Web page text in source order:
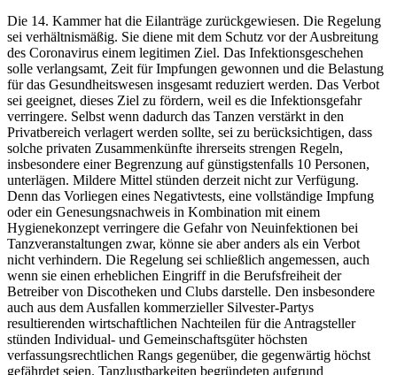
Die 14. Kammer hat die Eilanträge zurückgewiesen. Die Regelung
sei verhältnismäßig. Sie diene mit dem Schutz vor der Ausbreitung
des Coronavirus einem legitimen Ziel. Das Infektionsgeschehen
solle verlangsamt, Zeit für Impfungen gewonnen und die Belastung
für das Gesundheitswesen insgesamt reduziert werden. Das Verbot
sei geeignet, dieses Ziel zu fördern, weil es die Infektionsgefahr
verringere. Selbst wenn dadurch das Tanzen verstärkt in den
Privatbereich verlagert werden sollte, sei zu berücksichtigen, dass
solche privaten Zusammenkünfte ihrerseits strengen Regeln,
insbesondere einer Begrenzung auf günstigstenfalls 10 Personen,
unterlägen. Mildere Mittel stünden derzeit nicht zur Verfügung.
Denn das Vorliegen eines Negativtests, eine vollständige Impfung
oder ein Genesungsnachweis in Kombination mit einem
Hygienekonzept verringere die Gefahr von Neuinfektionen bei
Tanzveranstaltungen zwar, könne sie aber anders als ein Verbot
nicht verhindern. Die Regelung sei schließlich angemessen, auch
wenn sie einen erheblichen Eingriff in die Berufsfreiheit der
Betreiber von Discotheken und Clubs darstelle. Den insbesondere
auch aus dem Ausfallen kommerzieller Silvester-Partys
resultierenden wirtschaftlichen Nachteilen für die Antragsteller
stünden Individual- und Gemeinschaftsgüter höchsten
verfassungsrechtlichen Rangs gegenüber, die gegenwärtig höchst
gefährdet seien. Tanzlustbarkeiten begründeten aufgrund